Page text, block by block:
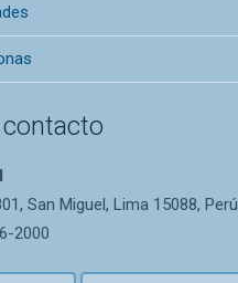
San Miguel, Lima 15088, Perú
2000